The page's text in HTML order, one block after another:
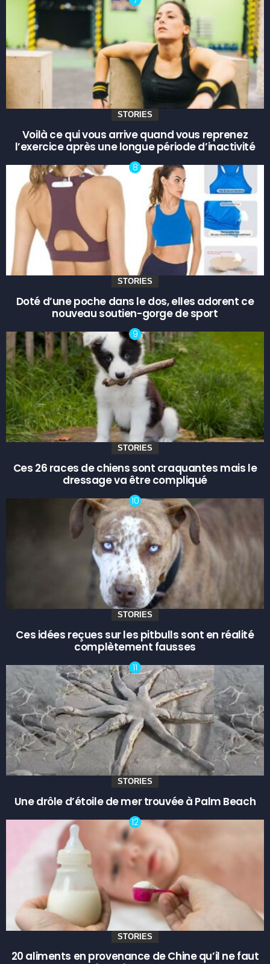
STORIES
Voilà ce qui vous arrive quand vous reprenez
l’exercice après une longue période d’inactivité
STORIES
Doté d’une poche dans le dos, elles adorent ce
nouveau soutien-gorge de sport
STORIES
Ces 26 races de chiens sont craquantes mais le
dressage va être compliqué
STORIES
Ces idées reçues sur les pitbulls sont en réalité
complètement fausses
STORIES
Une drôle d’étoile de mer trouvée à Palm Beach
STORIES
20 aliments en provenance de Chine qu’il ne faut